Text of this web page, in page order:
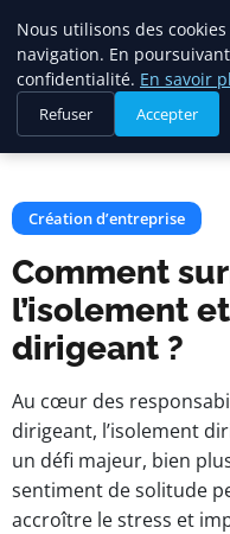
Citelya
Accueil
Création
Comment surmonter
Création d’entreprise
Comment
l’isolement
dirigeant ?
Au cœur des
dirigeant, l’isolement
un défi majeur, bien
sentiment de solitude
accroître le stress et
Nous utilisons des
navigation. En
confidentialité. En savoir
Refuser Accepter